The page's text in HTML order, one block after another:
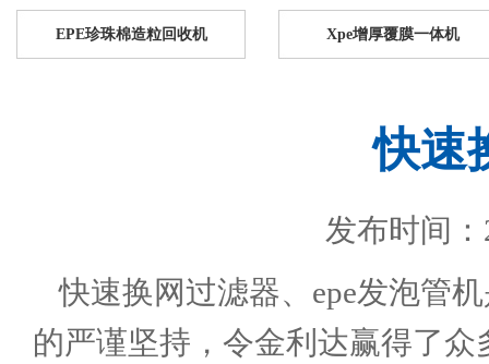
EPE珍珠棉造粒回收机 Xpe增厚覆膜一体机
快速
发布时间：
快速换网过滤器、 epe发泡管机
的严谨坚持，令金利达赢得了